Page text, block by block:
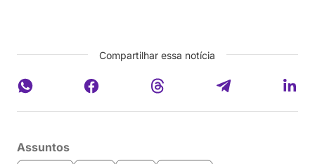
Compartilhar essa notícia
Assuntos